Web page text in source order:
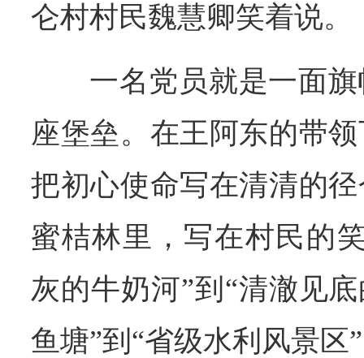
仑村村民魏慧卿笑着说。
一名党员就是一面
座堡垒。在王阿东的带
把初心使命写在清清的
蜜桔林里，写在村民的
灰的牛奶河”到“清澈见
鱼塘”到“省级水利风景区